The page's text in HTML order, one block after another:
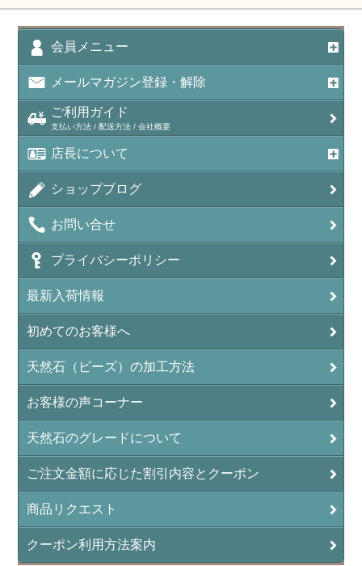
アポフィライト（Apophylite）/魚眼石
アメジスト（紫水晶/Amethyst）
アメシスティンクォーツ（Amethest in quartz）
ラベンダーアメジスト
アメトリン（紫黄水晶/Ametrine）
アラゴナイト（霰石/Aragonite）
アンフィボールインクォーツ(Amphibole)
アンフィボールロック/角閃岩（Amphibole ）
イーグルアイ（EagleEye）
インカローズ（ロードクロサイト/Rhodochrosite）
インディアンアゲート(Indian Agate)
エメラルド(emerald/翠玉)
エレスチャル(elestial/骸骨水晶)
オーロラクォーツ(レインボー水晶)
オニキス(ブラック)(Black Onyx)
オブシディアン（黒曜石/Obsidian）
会員メニュー
メールマガジン登録・解除
ご利用ガイド
支払い方法 / 配送方法 / 会社概要
店長について
ショップブログ
お問い合せ
プライバシーポリシー
最新入荷情報
初めてのお客様へ
天然石（ビーズ）の加工方法
お客様の声コーナー
天然石のグレードについて
ご注文金額に応じた割引内容とクーポン
商品リクエスト
クーポン利用方法案内